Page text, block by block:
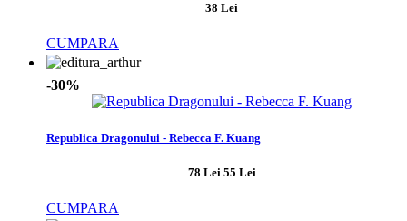
38 Lei
CUMPARA
-30%
Republica Dragonului - Rebecca F. Kuang
78 Lei 55 Lei
CUMPARA